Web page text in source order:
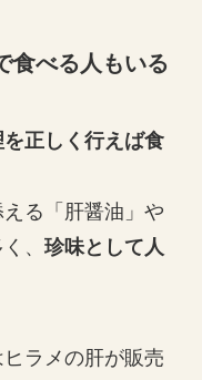
食べる人もいる
正しく行えば食
る「肝醤油」や
、 珍味として人
ラメの肝が販売